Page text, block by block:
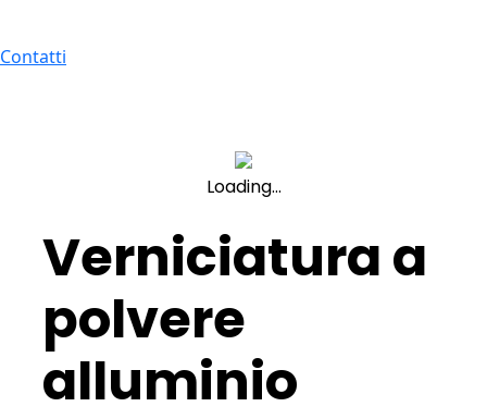
Contatti
Loading...
Verniciatura a
polvere
alluminio